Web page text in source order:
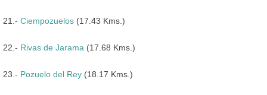
21.- Ciempozuelos (17.43 Kms.)
22.- Rivas de Jarama (17.68 Kms.)
23.- Pozuelo del Rey (18.17 Kms.)